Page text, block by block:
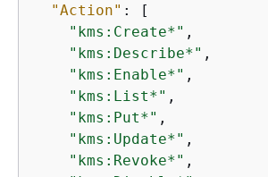
"Action" : [
"kms:Create*" ,
"kms:Describe*" ,
"kms:Enable*" ,
"kms:List*" ,
"kms:Put*" ,
"kms:Update*" ,
"kms:Revoke*" ,